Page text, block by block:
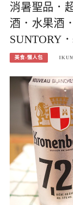
消暑聖品．
酒．水果酒
SUNTORY
美食-懶人包